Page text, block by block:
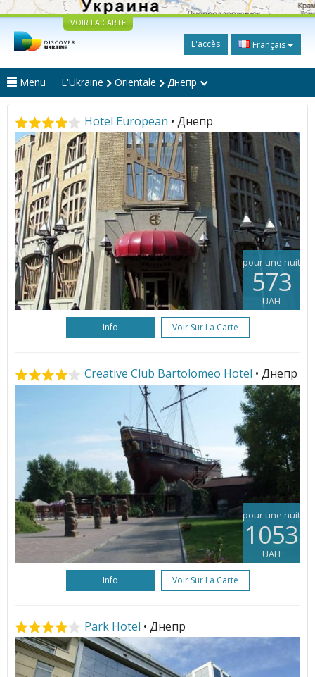
VOIR LA CARTE
L'accès Français
Menu L'Ukraine Orientale Днепр
Hotel European • Днепр
pour une nuit
573
UAH
Info Voir Sur La Carte
Creative Club Bartolomeo Hotel • Днепр
pour une nuit
1053
UAH
Info Voir Sur La Carte
Park Hotel • Днепр